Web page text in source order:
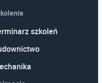
szkoleń